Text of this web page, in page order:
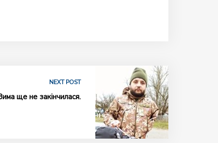
NEXT POST
ще не закінчилася.